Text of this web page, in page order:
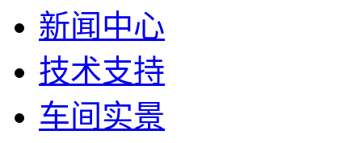
新闻中心
技术支持
车间实景